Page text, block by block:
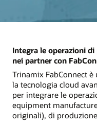
Integra le operazioni
nei partner con
Trinamix FabConnect
la tecnologia cloud
per integrare le
equipment
originali), di